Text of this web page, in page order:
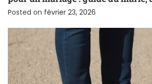
des invités
Posted on février 23, 2026